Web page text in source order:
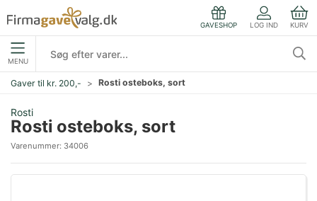
GAVESHOP LOG IND KURV
MENU
Gaver til kr. 200,- Rosti osteboks, sort
Rosti
Rosti osteboks, sort
Varenummer: 34006